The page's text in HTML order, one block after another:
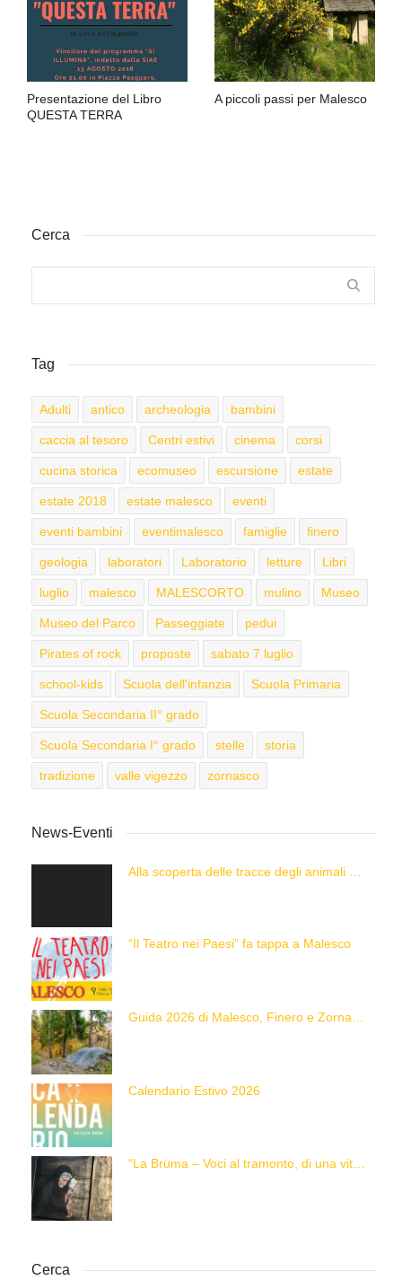
Presentazione del Libro
QUESTA TERRA
A piccoli passi per Malesco
Cerca
Tag
Adulti antico archeologia bambini
caccia al tesoro Centri estivi cinema corsi
cucina storica ecomuseo escursione estate
estate 2018 estate malesco eventi
eventi bambini eventimalesco famiglie finero
geologia laboratori Laboratorio letture Libri
luglio malesco MALESCORTO mulino Museo
Museo del Parco Passeggiate pedui
Pirates of rock proposte sabato 7 luglio
school-kids Scuola dell'infanzia Scuola Primaria
Scuola Secondaria II° grado
Scuola Secondaria I° grado stelle storia
tradizione valle vigezzo zornasco
News-Eventi
“Il Teatro nei Paesi” fa tappa a Malesco
Calendario Estivo 2026
“La Brüma – Voci al tramonto, di una vita e di un’epoca”
Cerca